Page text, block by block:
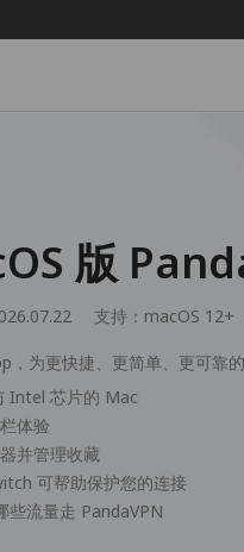
版
支持： macOS 12+
为更快捷、更简单、更可靠
Intel 芯片的 Mac
体验
并管理收藏
可帮助保护您的连接
些流量走 PandaVPN